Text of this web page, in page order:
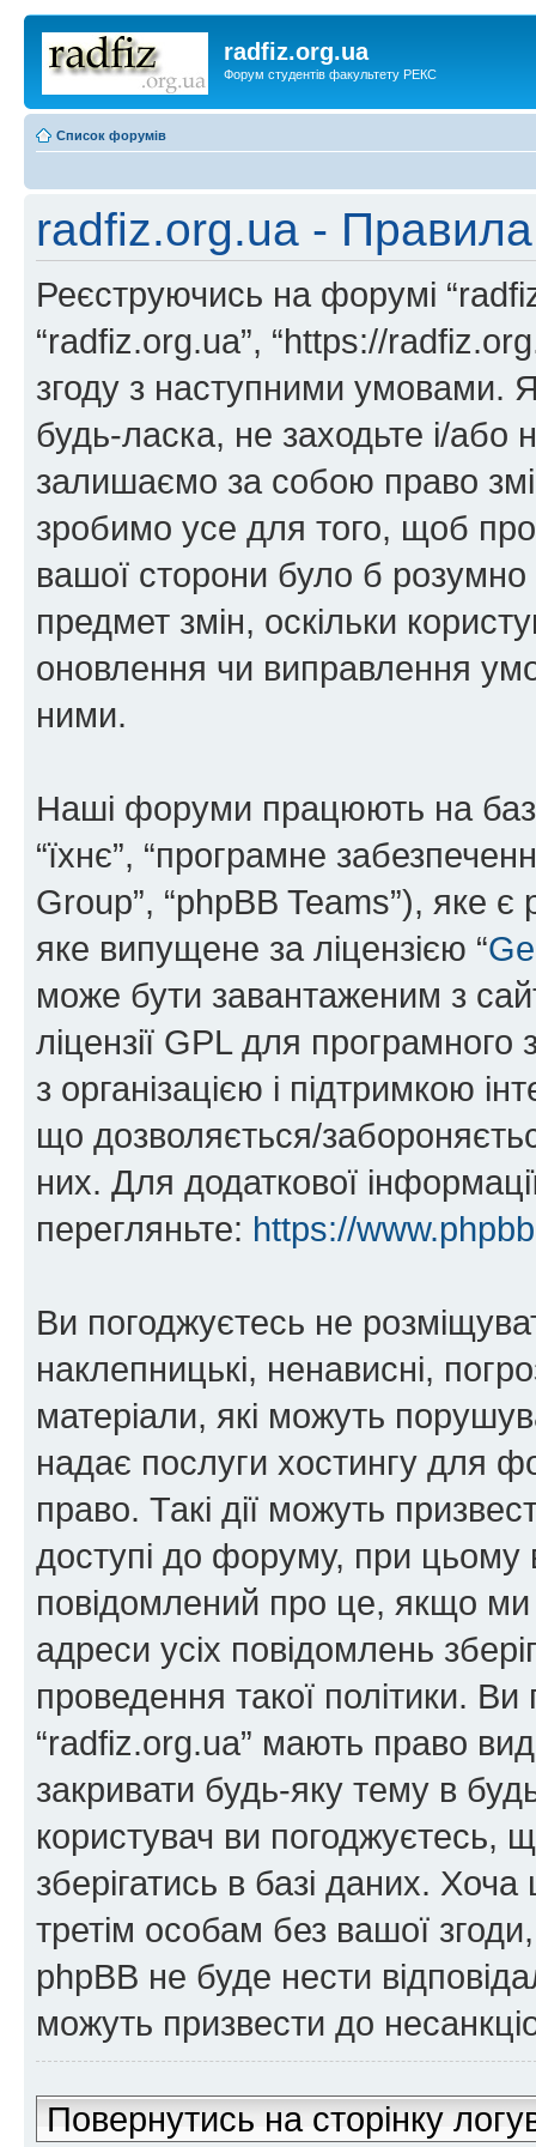
radfiz.org.ua
Форум студентів факультету РЕКС
Список форумів
radfiz.org.ua -
Реєструючись на форумі
“radfiz.org.ua”, “https://
згоду з наступними умовами.
будь-ласка, не заходьте і/або
залишаємо за собою право
зробимо усе для того, щоб
вашої сторони було б розумно
предмет змін, оскільки
оновлення чи виправлення
ними.
Наші форуми працюють на
“їхнє”, “програмне
Group”, “phpBB Teams”), яке
яке випущене за ліцензією “
може бути завантаженим з
ліцензії GPL для
з організацією і підтримкою
що дозволяється/
них. Для додаткової
перегляньте: https://
Ви погоджуєтесь не
наклепницькі, ненависні,
матеріали, які можуть
надає послуги хостингу для
право. Такі дії можуть
доступі до форуму, при цьому
повідомлений про це, якщо
адреси усіх повідомлень
проведення такої політики.
“radfiz.org.ua” мають право
закривати будь-яку тему в
користувач ви погоджуєтесь,
зберігатись в базі даних.
третім особам без вашої згоди,
phpBB не буде нести
можуть призвести до
Повернутись на сторінку